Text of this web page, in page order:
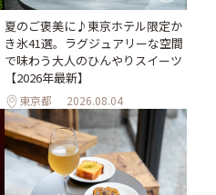
夏のご褒美に♪東京ホテル限定か
き氷41選。ラグジュアリーな空間
で味わう大人のひんやりスイーツ
【2026年最新】
東京都 2026.08.04